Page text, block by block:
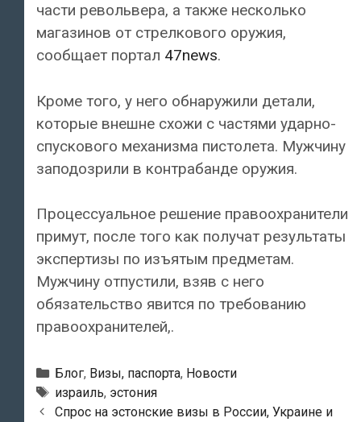
части револьвера, а также несколько
магазинов от стрелкового оружия,
сообщает портал 47news.
Кроме того, у него обнаружили детали,
которые внешне схожи с частями ударно-
спускового механизма пистолета. Мужчину
заподозрили в контрабанде оружия.
Процессуальное решение правоохранители
примут, после того как получат результаты
экспертизы по изъятым предметам.
Мужчину отпустили, взяв с него
обязательство явится по требованию
правоохранителей,.
Рубрики
Блог, Визы, паспорта, Новости
Метки
израиль, эстония
Навигация
Спрос на эстонские визы в России, Украине и